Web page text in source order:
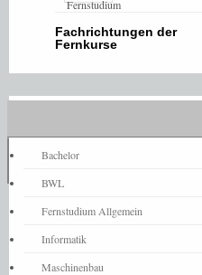
Fachrichtungen der
Fernkurse
Bachelor
BWL
Fernstudium Allgemein
Informatik
Maschinenbau